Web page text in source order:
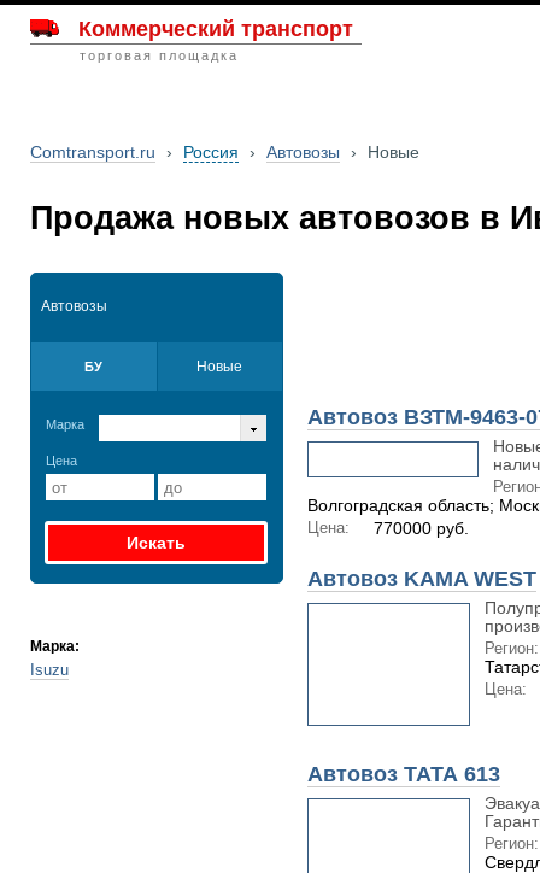
Коммерческий транспорт
торговая площадка
Comtransport.ru › Россия › Автовозы › Новые
Продажа новых автовозов в
Автовозы
БУ Новые
Марка
Цена
Марка:
Isuzu
Автовоз ВЗТМ-9463-
Волгоградская область;
Цена: 770000 руб.
Автовоз KAMA WEST
Регион:
Цена:
Автовоз ТАТА 613
Регион: